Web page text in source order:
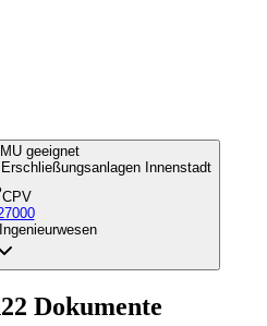
geeignet
- Tragwerksplanung - Erschließungsanlagen Innenstadt
CPV
22 Dokumente